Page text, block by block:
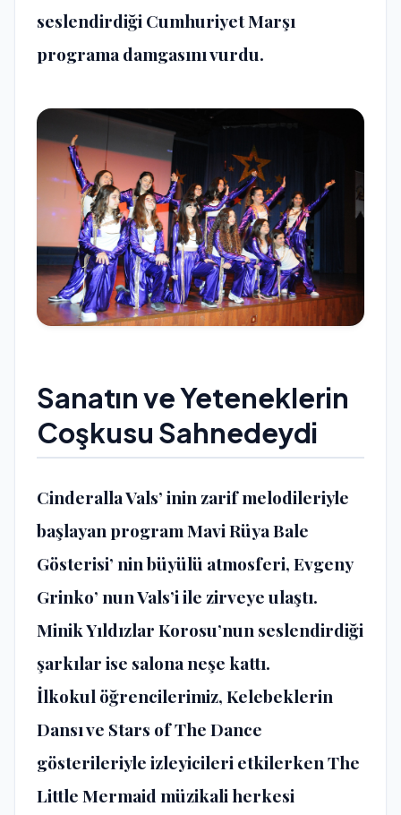
seslendirdiği Cumhuriyet Marşı
programa damgasını vurdu.
Sanatın ve Yeteneklerin
Coşkusu Sahnedeydi
Cinderalla Vals’ inin zarif melodileriyle
başlayan program Mavi Rüya Bale
Gösterisi’ nin büyülü atmosferi, Evgeny
Grinko’ nun Vals’i ile zirveye ulaştı.
Minik Yıldızlar Korosu’nun seslendirdiği
şarkılar ise salona neşe kattı.
İlkokul öğrencilerimiz, Kelebeklerin
Dansı ve Stars of The Dance
gösterileriyle izleyicileri etkilerken The
Little Mermaid müzikali herkesi